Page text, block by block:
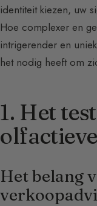
identiteit kiezen, uw
Hoe complexer en
intrigerender en
het nodig heeft om
1. Het
Het belang